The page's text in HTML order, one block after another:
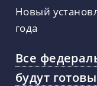
Новый
года
Все
будут